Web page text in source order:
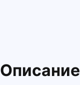
Описание